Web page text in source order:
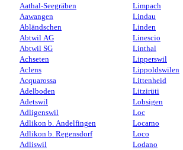
Aathal-Seegräben
Aawangen
Abländschen
Abtwil AG
Abtwil SG
Achseten
Aclens
Acquarossa
Adelboden
Adetswil
Adligenswil
Adlikon b. Andelfingen
Adlikon b. Regensdorf
Adliswil
Limpach
Lindau
Linden
Linescio
Linthal
Lipperswil
Lippoldswilen
Littenheid
Litzirüti
Lobsigen
Loc
Locarno
Loco
Lodano